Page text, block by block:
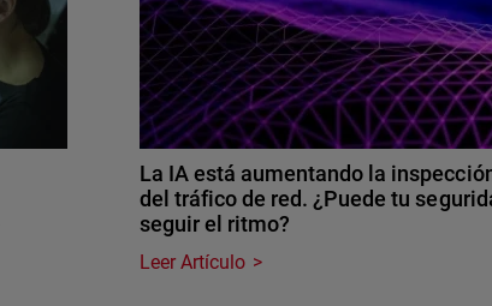
La IA está aumentando la
del tráfico de red. ¿Puede tu
seguir el ritmo?
Leer Artículo